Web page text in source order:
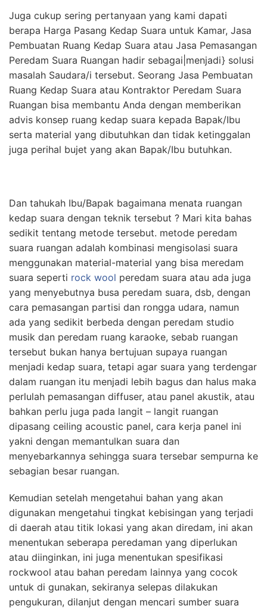
Juga cukup sering pertanyaan yang kami dapati
berapa Harga Pasang Kedap Suara untuk Kamar, Jasa
Pembuatan Ruang Kedap Suara atau Jasa Pemasangan
Peredam Suara Ruangan hadir sebagai|menjadi} solusi
masalah Saudara/i tersebut. Seorang Jasa Pembuatan
Ruang Kedap Suara atau Kontraktor Peredam Suara
Ruangan bisa membantu Anda dengan memberikan
advis konsep ruang kedap suara kepada Bapak/Ibu
serta material yang dibutuhkan dan tidak ketinggalan
juga perihal bujet yang akan Bapak/Ibu butuhkan.
Dan tahukah Ibu/Bapak bagaimana menata ruangan
kedap suara dengan teknik tersebut ? Mari kita bahas
sedikit tentang metode tersebut. metode peredam
suara ruangan adalah kombinasi mengisolasi suara
menggunakan material-material yang bisa meredam
suara seperti rock wool peredam suara atau ada juga
yang menyebutnya busa peredam suara, dsb, dengan
cara pemasangan partisi dan rongga udara, namun
ada yang sedikit berbeda dengan peredam studio
musik dan peredam ruang karaoke, sebab ruangan
tersebut bukan hanya bertujuan supaya ruangan
menjadi kedap suara, tetapi agar suara yang terdengar
dalam ruangan itu menjadi lebih bagus dan halus maka
perlulah pemasangan diffuser, atau panel akustik, atau
bahkan perlu juga pada langit – langit ruangan
dipasang ceiling acoustic panel, cara kerja panel ini
yakni dengan memantulkan suara dan
menyebarkannya sehingga suara tersebar sempurna ke
sebagian besar ruangan.
Kemudian setelah mengetahui bahan yang akan
digunakan mengetahui tingkat kebisingan yang terjadi
di daerah atau titik lokasi yang akan diredam, ini akan
menentukan seberapa peredaman yang diperlukan
atau diinginkan, ini juga menentukan spesifikasi
rockwool atau bahan peredam lainnya yang cocok
untuk di gunakan, sekiranya selepas dilakukan
pengukuran, dilanjut dengan mencari sumber suara